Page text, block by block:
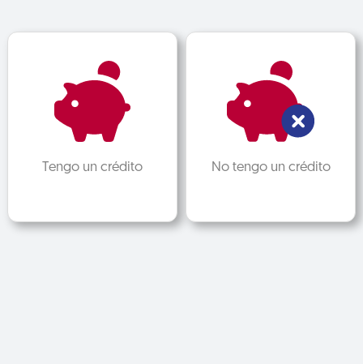
Tengo un crédito No tengo un crédito